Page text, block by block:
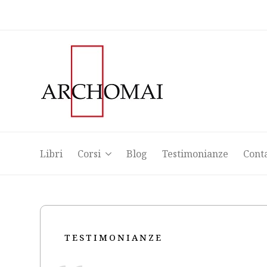
Libri Corsi Blog Testimonianze
TESTIMONIANZE